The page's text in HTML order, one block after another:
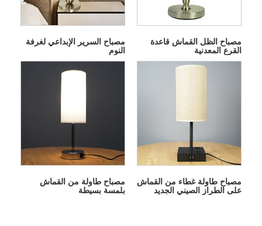
مصباح السرير الإبداعي لغرفة
النوم
مصباح الظل القماش قاعدة
القرع المعدنية
مصباح طاولة من القماش
بلمسة بسيطة
مصباح طاولة غطاء من القماش
على الطراز الصيني الجديد